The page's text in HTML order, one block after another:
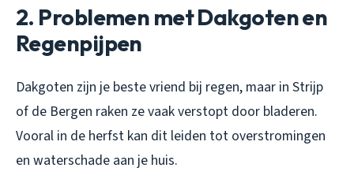
2. Problemen met Dakgoten en
Regenpijpen
Dakgoten zijn je beste vriend bij regen, maar in Strijp
of de Bergen raken ze vaak verstopt door bladeren.
Vooral in de herfst kan dit leiden tot overstromingen
en waterschade aan je huis.